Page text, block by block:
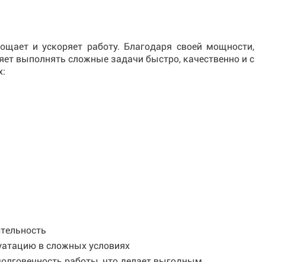
и ускоряет работу. Благодаря своей мощности,
выполнять сложные задачи быстро, качественно и с
в сложных условиях